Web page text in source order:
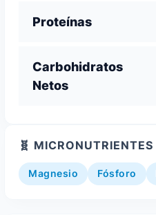
Proteínas
Carbohidratos
Netos
🧬 MICRONUTRIENTES
Magnesio Fósforo